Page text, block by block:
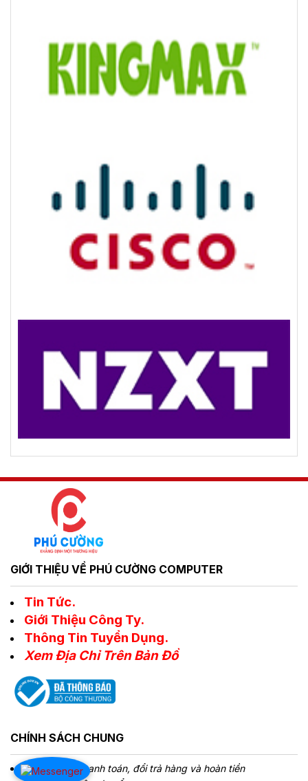
GIỚI THIỆU VỀ PHÚ CƯỜNG COMPUTER
Tin Tức.
Giới Thiệu Công Ty.
Thông Tin Tuyển Dụng.
Xem Địa Chỉ Trên Bản Đồ
CHÍNH SÁCH CHUNG
Chính sách Thanh toán, đổi trả hàng và hoàn tiền